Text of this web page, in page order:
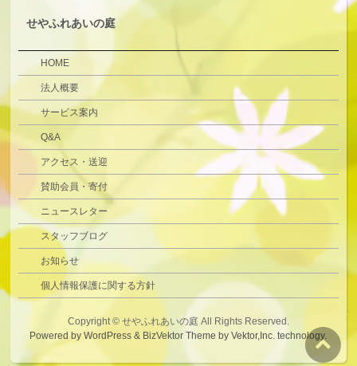
せやふれあいの庭
HOME
法人概要
サービス案内
Q&A
アクセス・送迎
賛助会員・寄付
ニュースレター
スタッフブログ
お知らせ
個人情報保護に関する方針
Copyright © せやふれあいの庭 All Rights Reserved.
Powered byWordPress & BizVektor Theme byVektor,Inc. technology.